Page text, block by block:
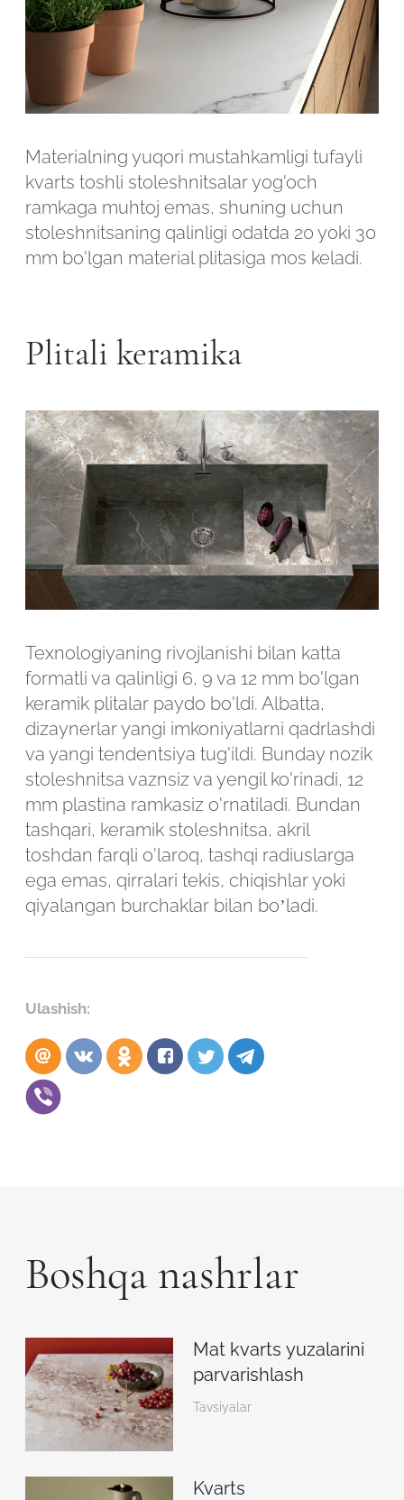
Materialning yuqori mustahkamligi tufayli
kvarts toshli stoleshnitsalar yog'och
ramkaga muhtoj emas, shuning uchun
stoleshnitsaning qalinligi odatda 20 yoki 30
mm bo'lgan material plitasiga mos keladi.
Plitali keramika
Texnologiyaning rivojlanishi bilan katta
formatli va qalinligi 6, 9 va 12 mm bo'lgan
keramik plitalar paydo bo'ldi. Albatta,
dizaynerlar yangi imkoniyatlarni qadrlashdi
va yangi tendentsiya tug'ildi. Bunday nozik
stoleshnitsa vaznsiz va yengil ko'rinadi, 12
mm plastina ramkasiz o'rnatiladi. Bundan
tashqari, keramik stoleshnitsa, akril
toshdan farqli o'laroq, tashqi radiuslarga
ega emas, qirralari tekis, chiqishlar yoki
qiyalangan burchaklar bilan bo’ladi.
Ulashish:
Boshqa nashrlar
Mat kvarts yuzalarini
parvarishlash
Tavsiyalar
Kvarts